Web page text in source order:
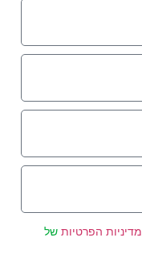
מדיניות הפרטיות של